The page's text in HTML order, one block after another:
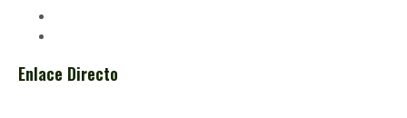
Enlace Directo